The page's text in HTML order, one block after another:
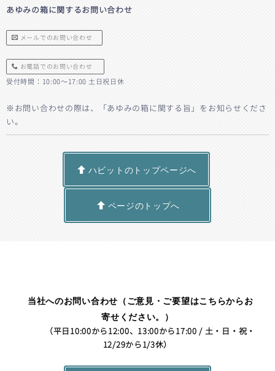
あゆみの箱に関するお問い合わせ
メールでのお問い合わせ
お電話でのお問い合わせ
受付時間：10:00〜17:00 土日祝日休
※お問い合わせの際は、「あゆみの箱に関する旨」をお知らせくださ
い。
ハビットのトップページへ
ページのトップへ
当社へのお問い合わせ（ご意見・ご要望はこちらからお
寄せください。）
（平日10:00から12:00、13:00から17:00 / 土・日・祝・
12/29から1/3休）